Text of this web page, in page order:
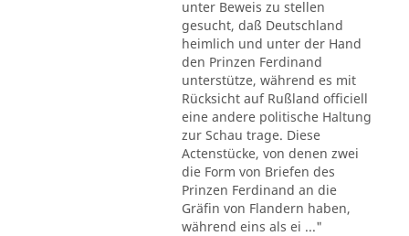
unter Beweis zu stellen
gesucht, daß Deutschland
heimlich und unter der Hand
den Prinzen Ferdinand
unterstütze, während es mit
Rücksicht auf Rußland officiell
eine andere politische Haltung
zur Schau trage. Diese
Actenstücke, von denen zwei
die Form von Briefen des
Prinzen Ferdinand an die
Gräfin von Flandern haben,
während eins als ei ..."